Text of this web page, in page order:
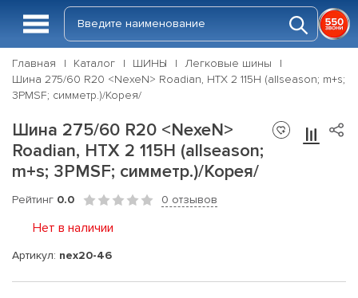
Главная Каталог ШИНЫ
Легковые шины
Шина 275/60 R20 <NexeN> Roadian, HTX 2 115H (allseason; m+s;
3PMSF; симметр.)/Корея/
Шина 275/60 R20 <NexeN>
Roadian, HTX 2 115H (allseason;
m+s; 3PMSF; симметр.)/Корея/
Рейтинг 0.0 0 отзывов
Нет в наличии
Артикул: nex20-46